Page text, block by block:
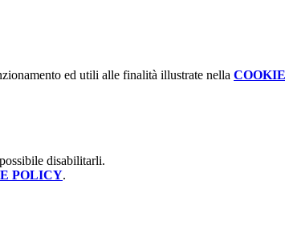
ed utili alle finalità illustrate nella
disabilitarli.
POLICY.